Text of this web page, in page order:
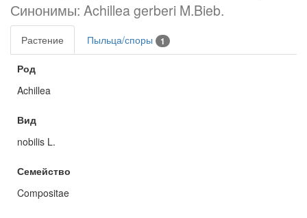
Синонимы: Achillea gerberi M.Bieb.
Растение Пыльца/споры 1
Род
Achillea
Вид
nobilis L.
Семейство
Compositae